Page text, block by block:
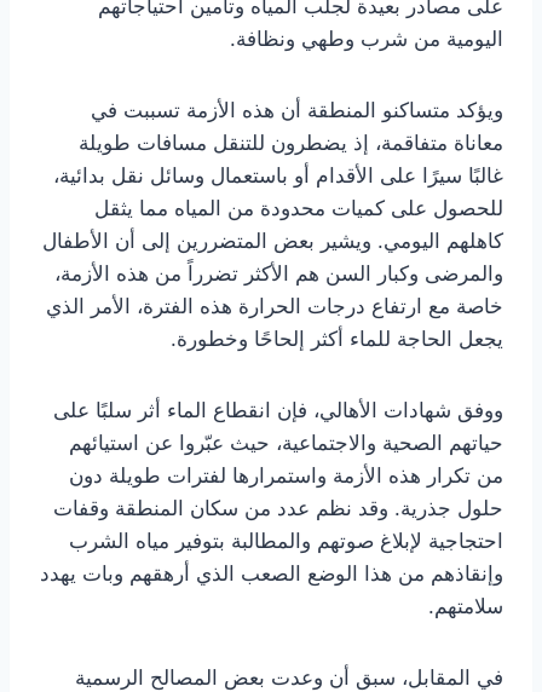
على مصادر بعيدة لجلب المياه وتأمين احتياجاتهم
اليومية من شرب وطهي ونظافة.
ويؤكد متساكنو المنطقة أن هذه الأزمة تسببت في
معاناة متفاقمة، إذ يضطرون للتنقل مسافات طويلة
غالبًا سيرًا على الأقدام أو باستعمال وسائل نقل بدائية،
للحصول على كميات محدودة من المياه مما يثقل
كاهلهم اليومي. ويشير بعض المتضررين إلى أن الأطفال
والمرضى وكبار السن هم الأكثر تضرراً من هذه الأزمة،
خاصة مع ارتفاع درجات الحرارة هذه الفترة، الأمر الذي
يجعل الحاجة للماء أكثر إلحاحًا وخطورة.
ووفق شهادات الأهالي، فإن انقطاع الماء أثر سلبًا على
حياتهم الصحية والاجتماعية، حيث عبّروا عن استيائهم
من تكرار هذه الأزمة واستمرارها لفترات طويلة دون
حلول جذرية. وقد نظم عدد من سكان المنطقة وقفات
احتجاجية لإبلاغ صوتهم والمطالبة بتوفير مياه الشرب
وإنقاذهم من هذا الوضع الصعب الذي أرهقهم وبات يهدد
سلامتهم.
في المقابل، سبق أن وعدت بعض المصالح الرسمية